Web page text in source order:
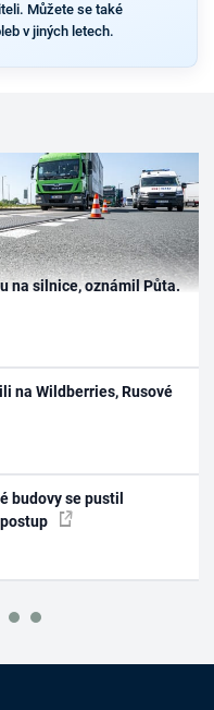
Můžete se také
v jiných letech.
na silnice, oznámil Půta.
na Wildberries, Rusové
budovy se pustil